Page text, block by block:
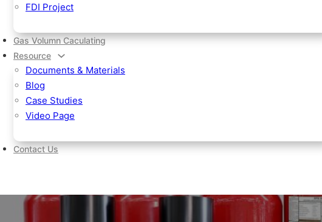
FDI Project
Gas Volumn Caculating
Resource
Documents & Materials
Blog
Case Studies
Video Page
Contact Us